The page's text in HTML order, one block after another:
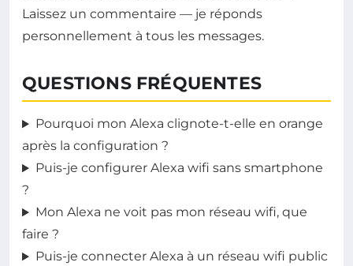
Laissez un commentaire — je réponds
personnellement à tous les messages.
QUESTIONS FRÉQUENTES
Pourquoi mon Alexa clignote-t-elle en orange
après la configuration ?
Puis-je configurer Alexa wifi sans smartphone
?
Mon Alexa ne voit pas mon réseau wifi, que
faire ?
Puis-je connecter Alexa à un réseau wifi public